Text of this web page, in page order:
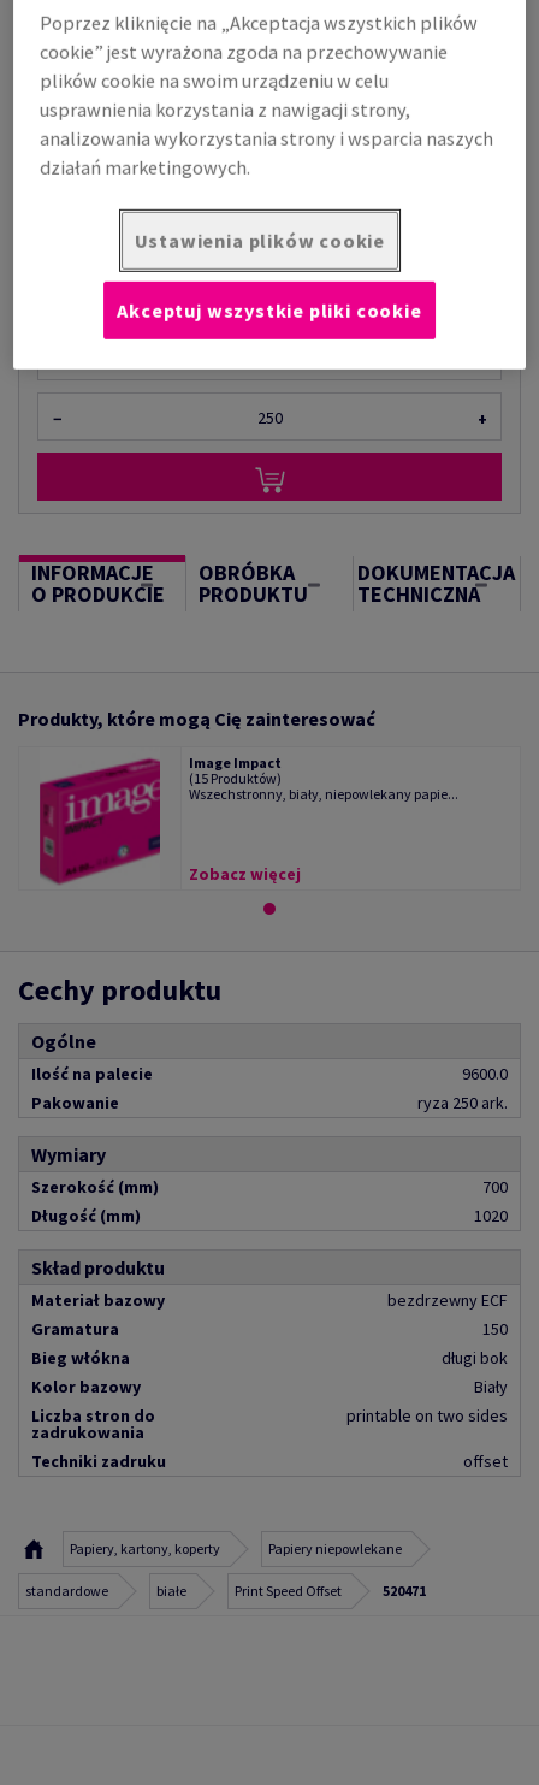
1020mm, LG, ryza 250 ark., FSC Mix 70%
Zobacz dane techniczne
Udostępnij
Ostatnie sztuki
Cena z uwzględnieniem VAT
1 551,47 zł
W MAGAZYNIE
Ilość produktu
− +
INFORMACJE
O PRODUKCIE
OBRÓBKA
PRODUKTU
DOKUMENTACJA
TECHNICZNA
Produkty, które mogą Cię zainteresować
Image Impact
(15 Produktów)
Wszechstronny, biały, niepowlekany papie...
Zobacz więcej
Cechy produktu
Ogólne
Ilość na palecie
9600.0
Pakowanie
ryza 250 ark.
Wymiary
Szerokość (mm)
700
Długość (mm)
1020
Skład produktu
Materiał bazowy
bezdrzewny ECF
Gramatura
150
Bieg włókna
długi bok
Kolor bazowy
Biały
Liczba stron do
zadrukowania
printable on two sides
Techniki zadruku offset
Papiery, kartony, koperty Papiery niepowlekane
standardowe białe Print Speed Offset 520471
Poprzez kliknięcie na „Akceptacja wszystkich plików
cookie” jest wyrażona zgoda na przechowywanie
plików cookie na swoim urządzeniu w celu
usprawnienia korzystania z nawigacji strony,
analizowania wykorzystania strony i wsparcia naszych
działań marketingowych.
Ustawienia plików cookie
Akceptuj wszystkie pliki cookie